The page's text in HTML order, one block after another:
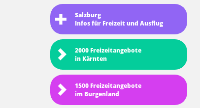
Salzburg
Infos für Freizeit und Ausflug
2000 Freizeitangebote
in Kärnten
1500 Freizeitangebote
im Burgenland